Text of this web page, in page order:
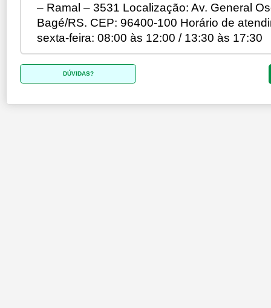
– Ramal – 3531 Localização: Av. General
Bagé/RS. CEP: 96400-100 Horário de
sexta-feira: 08:00 às 12:00 / 13:30 às 17:30
DÚVIDAS?